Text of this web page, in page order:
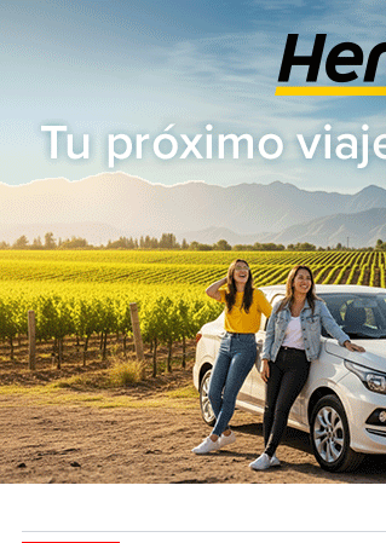
Jueves 6 de Agosto
de 2026
17.9ºc | Buenos Aires, AR
ACTUALIDAD